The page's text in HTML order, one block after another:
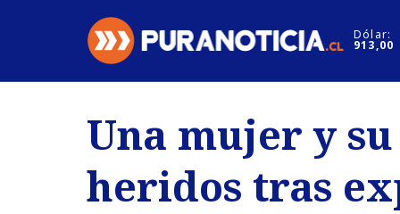
Dólar:
913,00
Regiones
Deportes Motores
Una mujer y
heridos tras